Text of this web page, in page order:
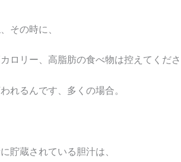
その時に、
カロリー、高脂肪の食べ物は控えてくだ
れるんです、多くの場合。
貯蔵されている胆汁は、